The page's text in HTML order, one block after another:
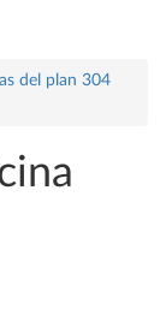
del plan 304